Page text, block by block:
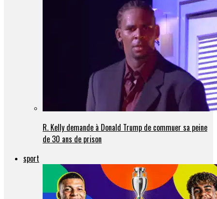
R. Kelly demande à Donald Trump de commuer sa peine
de 30 ans de prison
sport